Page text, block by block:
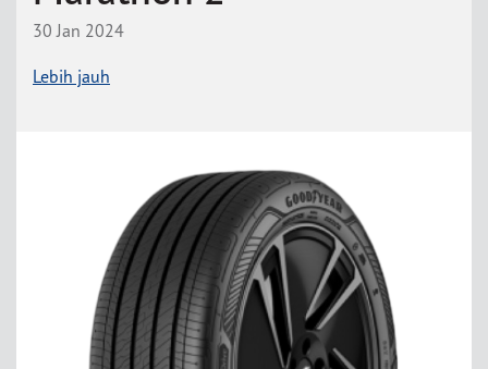
30 Jan 2024
Lebih jauh